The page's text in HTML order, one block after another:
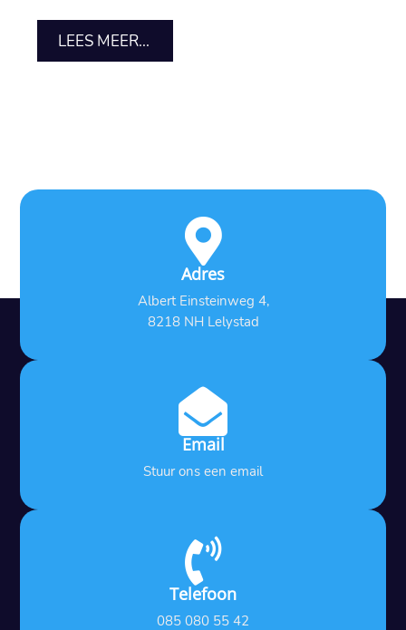
LEES MEER...

Adres
Albert Einsteinweg 4,
8218 NH Lelystad

Email
Stuur ons een email

Telefoon
085 080 55 42